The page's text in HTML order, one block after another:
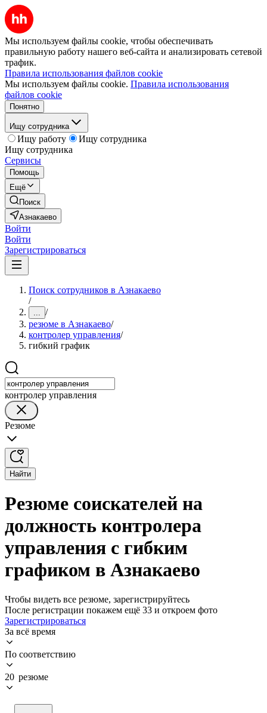
Мы используем файлы cookie, чтобы обеспечивать
правильную работу нашего веб-сайта и анализировать сетевой
трафик.
Правила использования файлов cookie
Мы используем файлы cookie. Правила использования
файлов cookie
Понятно
Ищу сотрудника
Ищу работу
Ищу сотрудника
Ищу сотрудника
Сервисы
Помощь
Ещё
Поиск
Азнакаево
Войти
Войти
Зарегистрироваться
Поиск сотрудников в Азнакаево
/
... /
резюме в Азнакаево/
контролер управления/
гибкий график
контролер управления
Резюме
Найти
Резюме соискателей на
должность контролера
управления с гибким
графиком в Азнакаево
Чтобы видеть все резюме, зарегистрируйтесь
После регистрации покажем ещё 33 и откроем фото
Зарегистрироваться
За всё время
По соответствию
20 резюме